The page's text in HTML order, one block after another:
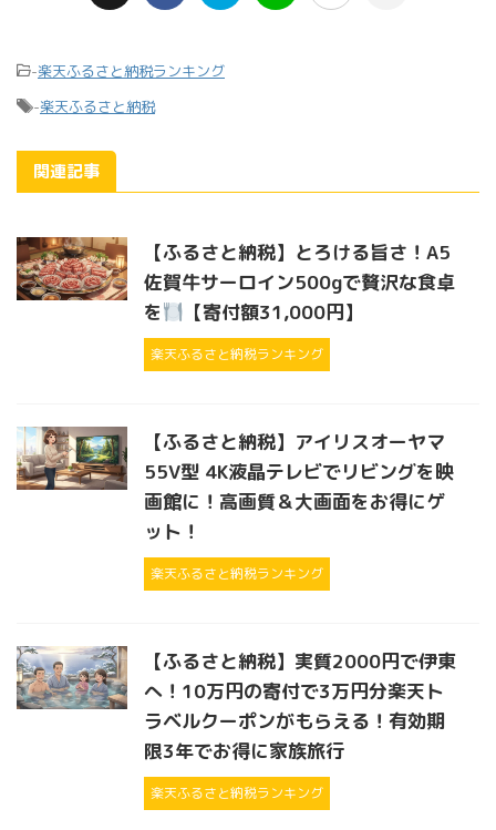
-楽天ふるさと納税ランキング
-楽天ふるさと納税
関連記事
【ふるさと納税】とろける旨さ！A5
佐賀牛サーロイン500gで贅沢な食卓
を
【寄付額31,000円】
楽天ふるさと納税ランキング
【ふるさと納税】アイリスオーヤマ
55V型 4K液晶テレビでリビングを映
画館に！高画質＆大画面をお得にゲ
ット！
楽天ふるさと納税ランキング
【ふるさと納税】実質2000円で伊東
へ！10万円の寄付で3万円分楽天ト
ラベルクーポンがもらえる！有効期
限3年でお得に家族旅行
楽天ふるさと納税ランキング